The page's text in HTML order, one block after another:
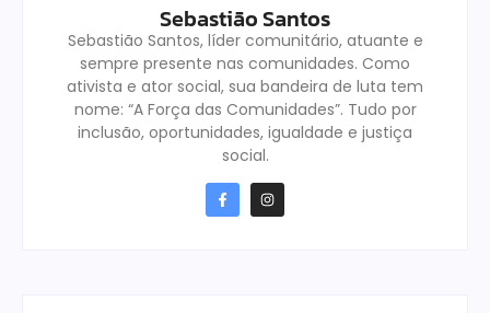
Sebastião Santos
Sebastião Santos, líder comunitário, atuante e
sempre presente nas comunidades. Como
ativista e ator social, sua bandeira de luta tem
nome: “A Força das Comunidades”. Tudo por
inclusão, oportunidades, igualdade e justiça
social.